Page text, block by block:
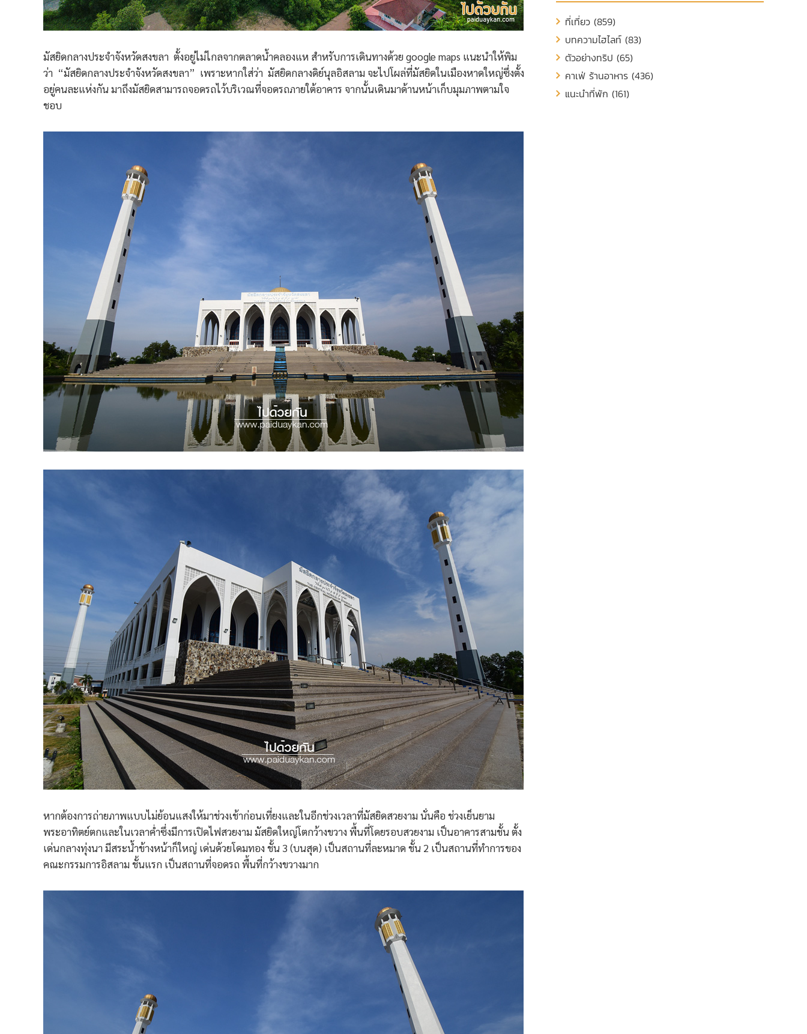
มัสยิดกลางประจำจังหวัดสงขลา ตั้งอยู่ไม่ไกลจากตลาดน้ำคลองแห สำหรับการเดินทางด้วย google maps แนะนำให้พิม
ว่า “มัสยิดกลางประจำจังหวัดสงขลา” เพราะหากใส่ว่า มัสยิดกลางดิย์นุลอิสลาม จะไปโผล่ที่มัสยิดในเมืองหาดใหญ่ซึ่งตั้ง
อยู่คนละแห่งกัน มาถึงมัสยิดสามารถจอดรถไว้บริเวณที่จอดรถภายใต้อาคาร จากนั้นเดินมาด้านหน้าเก็บมุมภาพตามใจ
ชอบ
หากต้องการถ่ายภาพแบบไม่ย้อนแสงให้มาช่วงเช้าก่อนเที่ยงและในอีกช่วงเวลาที่มัสยิดสวยงาม นั่นคือ ช่วงเย็นยาม
พระอาทิตย์ตกและในเวลาค่ำซึ่งมีการเปิดไฟสวยงาม มัสยิดใหญ่โตกว้างขวาง พื้นที่โดยรอบสวยงาม เป็นอาคารสามชั้น ตั้ง
เด่นกลางทุ่งนา มีสระน้ำข้างหน้าก็ใหญ่ เด่นด้วยโดมทอง ชั้น 3 (บนสุด) เป็นสถานที่ละหมาด ชั้น 2 เป็นสถานที่ทำการของ
คณะกรรมการอิสลาม ชั้นแรก เป็นสถานที่จอดรถ พื้นที่กว้างขวางมาก
ที่เที่ยว (859)
บทความไฮไลท์ (83)
ตัวอย่างทริป (65)
คาเฟ่ ร้านอาหาร (436)
แนะนำที่พัก (161)